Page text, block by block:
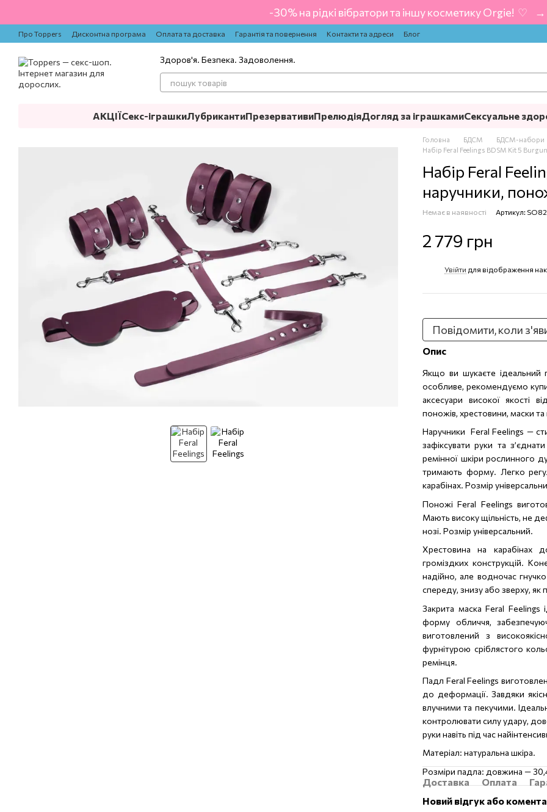
-30% на рідкі вібратори та іншу косметику Orgie! ‍ ♡ ‍ → ‍
Про Toppers Дисконтна програма Оплата та доставка Гарантія та повернення Контакти та адреси Блог
Здоров'я. Безпека. Задоволення.
АКЦІЇСекс-іграшкиЛубрикантиПрезервативиПрелюдіяДогляд за іграшкамиСексуальне
Головна БДСМ БДСМ-набори
Набір Feral Feelings BDSM Kit 5
Набір Feral
наручники,
Немає в наявності Артикул:
2 779 грн
Увійти для відображення
Повідомити, коли
Опис
Якщо ви шукаєте
особливе, рекомендуємо
аксесуари високої якості
поножів, хрестовини, маски
Наручники Feral Feelings —
зафіксувати руки та
ремінної шкіри рослинного
тримають форму. Легко
карабінах. Розмір
Поножі Feral Feelings
Мають високу щільність, не
нозі. Розмір універсальний.
Хрестовина на карабінах
громіздких конструкцій.
надійно, але водночас
спереду, знизу або зверху, як
Закрита маска Feral
форму обличчя,
виготовлений з
фурнітурою сріблястого
ремінця.
Падл Feral Feelings
до деформації. Завдяки
влучними та пекучими.
контролювати силу удару,
руки навіть під час
Матеріал: натуральна шкіра.
Розміри падла: довжина —
Доставка Оплата
Новий відгук або